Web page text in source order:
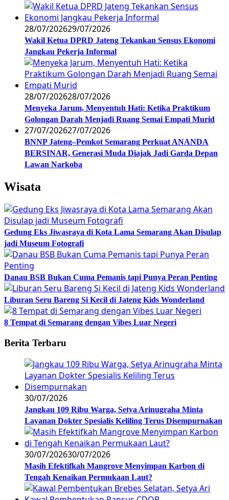
28/07/202629/07/2026
Wakil Ketua DPRD Jateng Tekankan Sensus Ekonomi
Jangkau Pekerja Informal
28/07/202628/07/2026
Menyeka Jarum, Menyentuh Hati: Ketika Praktikum
Golongan Darah Menjadi Ruang Semai Empati Murid
27/07/202627/07/2026
BNNP Jateng–Pemkot Semarang Perkuat ANANDA
BERSINAR, Generasi Muda Diajak Jadi Garda Depan
Lawan Narkoba
Wisata
Gedung Eks Jiwasraya di Kota Lama Semarang Akan Disulap
jadi Museum Fotografi
Danau BSB Bukan Cuma Pemanis tapi Punya Peran Penting
Liburan Seru Bareng Si Kecil di Jateng Kids Wonderland
8 Tempat di Semarang dengan Vibes Luar Negeri
Berita Terbaru
30/07/2026
Jangkau 109 Ribu Warga, Setya Arinugraha Minta
Layanan Dokter Spesialis Keliling Terus Disempurnakan
30/07/202630/07/2026
Masih Efektifkah Mangrove Menyimpan Karbon di
Tengah Kenaikan Permukaan Laut?